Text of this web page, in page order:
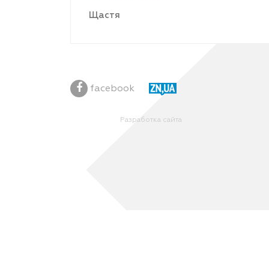
Щастя
facebook
Разработка сайта